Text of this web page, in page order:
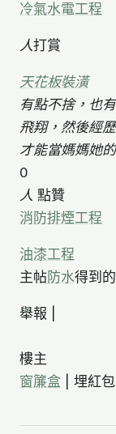
冷氣水電工程
人打賞
天花板裝潢
有點不捨，也
飛翔，然後經
才能當媽媽她
0
人 點贊
消防排煙工程
油漆工程
主帖防水得到
舉報 |
樓主
窗簾盒
埋紅包